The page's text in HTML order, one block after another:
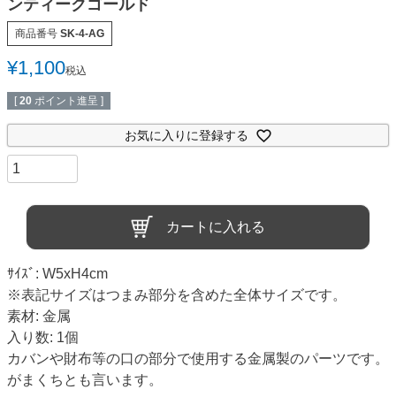
ンティークゴールド
商品番号 SK-4-AG
¥1,100税込
[ 20 ポイント進呈 ]
お気に入りに登録する
カートに入れる
ｻｲｽﾞ: W5xH4cm
※表記サイズはつまみ部分を含めた全体サイズです。
素材: 金属
入り数: 1個
カバンや財布等の口の部分で使用する金属製のパーツです。
がまくちとも言います。